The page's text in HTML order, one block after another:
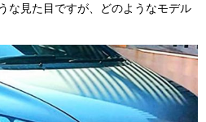
な見た目ですが、どのようなモデル